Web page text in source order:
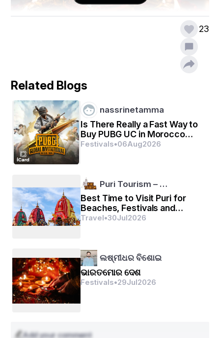
ଏକ ସାମାଜିକ ସ୍ତରରେ ଦିୱାଲୀ ସାଂସ୍କୃତିକ ଏକତା ଏବଂ
ଆନନ୍ଦ ଉତ୍ସବର ପ୍ରତୀକ ଭାବରେ କାର୍ଯ୍ୟ କରନ୍ତି | ଏହି
ପର୍ବ ପରମ୍ପରାରେ ଗଭୀର ଭାବରେ ଗଢିଉଠିଛି, ସହଭାଗୀ
ରୀତିନୀତି, ଭୋଜି ଏବଂ ଉପହାର ଆଦାନପ୍ରଦାନ ମାଧ୍ୟମରେ
ସାମାଜିକ ବନ୍ଧନକୁ ବଢ|ଇଥାଏ | ଦୀପାବଳି ଧାର୍ମିକ ସୀମା
ଅତିକ୍ରମ କରି ବିଭିନ୍ନ ପୃଷ୍ଠଭୂମିରୁ ଲୋକଙ୍କୁ ଉତ୍ସବ ଏବଂ
କ୍ୟାମେରାରେଡିରେ ଏକତ୍ରିତ କରେ | ସାମାଜିକ ଦିଗ
ସାଂସ୍କୃତିକ ସମୃଦ୍ଧତା ଏବଂ ବିବିଧତା ଉପରେ ଗୁରୁତ୍ୱ
ଦେଇଥାଏ ଯାହା ଭାରତୀୟ ସମାଜର କପଡାକୁ ବ୍ୟାଖ୍ୟା
କରେ |
23
Related Blogs
nassrinetamma
Is There Really a Fast Way to
Buy PUBG UC in Morocco
Without Overpaying?
Festivals•06Aug2026
Puri Tourism – …
Best Time to Visit Puri for
Beaches, Festivals and
Sightseeing!
Travel •30Jul 2026
ଲଷ୍ମୀଧର ବିଶୋଇ
ଭାରତମୋର ଦେଶ
Festivals•29Jul2026
Add your comment